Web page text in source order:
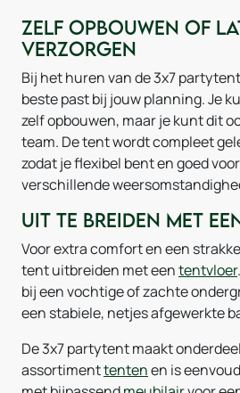
Zelf opbouwen of
verzorgen
Bij het huren van de 3x7
beste past bij jouw planning. Je
zelf opbouwen, maar je kunt dit
team. De tent wordt compleet
zodat je flexibel bent en goed
verschillende
Uit te breiden met
Voor extra comfort en een
tent uitbreiden met eententvloer
bij een vochtige of zachte
een stabiele, netjes afgewerkte
De 3x7 partytent maakt
assortimenttentenen is